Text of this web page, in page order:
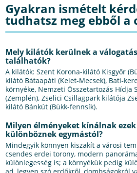
Gyakran ismételt
tudhatsz meg ebből a
Mely kilátók kerülnek a
találhatók?
A kilátók: Szent Korona-kilátó Kisgyőr
kilátó Bátaapáti (Kelet-Mecsek), Bati-
környéke, Nemzeti Összetartozás Hídja
(Zemplén), Zselici Csillagpark kilátója
kilátó Bánkút (Bükk-fennsík).
Milyen élményeket kínálnak
különböznek egymástól?
Mindegyik könnyen kiszakít a városi
csendes erdei torony, modern
különlegesség is; a környékük pedig